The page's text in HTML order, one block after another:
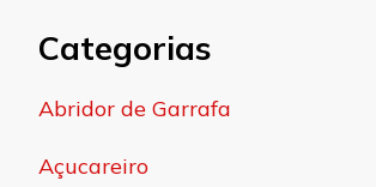
Categorias
Abridor de Garrafa
Açucareiro